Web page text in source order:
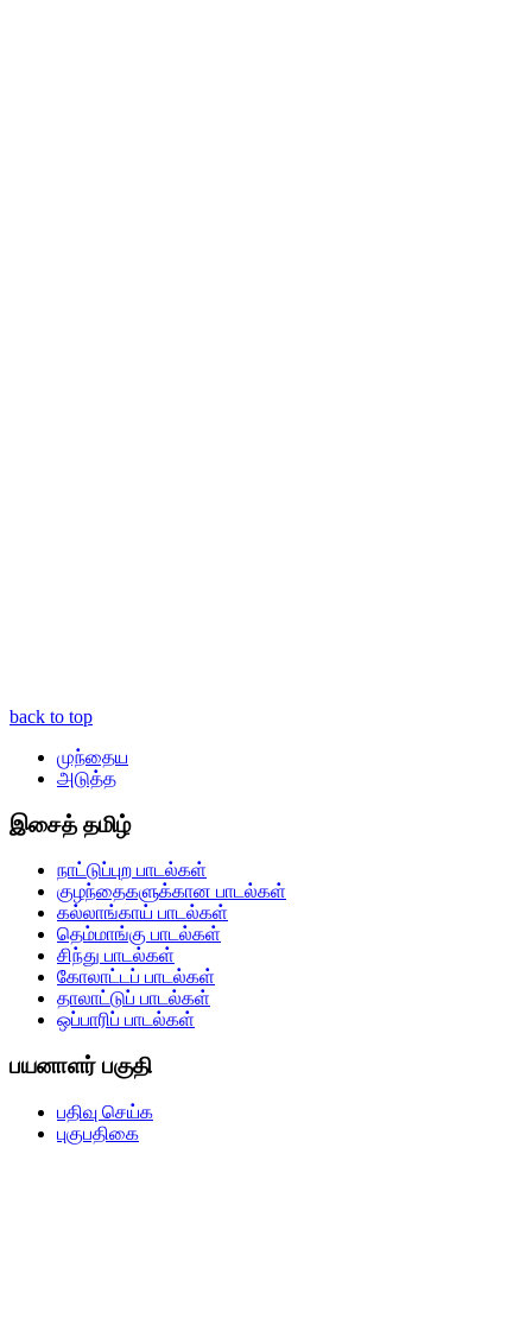
back to top
முந்தைய
அடுத்த
இசைத் தமிழ்
நாட்டுப்புற பாடல்கள்
குழந்தைகளுக்கான பாடல்கள்
கல்லாங்காய் பாடல்கள்
தெம்மாங்கு பாடல்கள்
சிந்து பாடல்கள்
கோலாட்டப் பாடல்கள்
தாலாட்டுப் பாடல்கள்
ஒப்பாரிப் பாடல்கள்
பயனாளர் பகுதி
பதிவு செய்க
புகுபதிகை